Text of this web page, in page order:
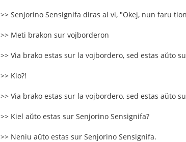
>> Senjorino Sensignifa diras al vi, "Okej, nun faru
>> Meti brakon sur vojborderon
>> Via brako estas sur la vojbordero, sed estas aŭto
>> Kio?!
>> Via brako estas sur la vojbordero, sed estas aŭto
>> Kiel aŭto estas sur Senjorino Sensignifa?
>> Neniu aŭto estas sur Senjorino Sensignifa.